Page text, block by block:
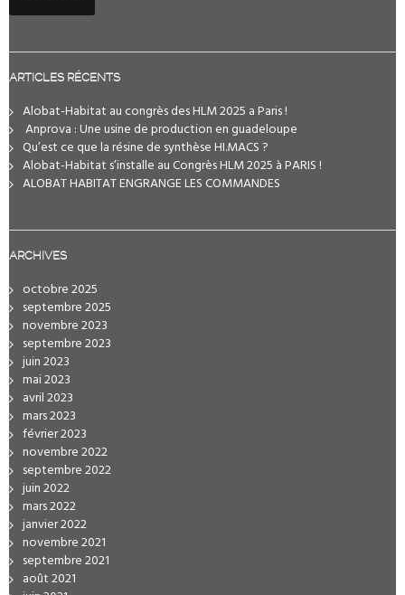
ARTICLES RÉCENTS
Alobat-Habitat au congrès des HLM 2025 a Paris !
️ Anprova : Une usine de production en guadeloupe
Qu’est ce que la résine de synthèse HI.MACS ?
Alobat-Habitat s’installe au Congrès HLM 2025 à PARIS !
ALOBAT HABITAT ENGRANGE LES COMMANDES
ARCHIVES
octobre 2025
septembre 2025
novembre 2023
septembre 2023
juin 2023
mai 2023
avril 2023
mars 2023
février 2023
novembre 2022
septembre 2022
juin 2022
mars 2022
janvier 2022
novembre 2021
septembre 2021
août 2021